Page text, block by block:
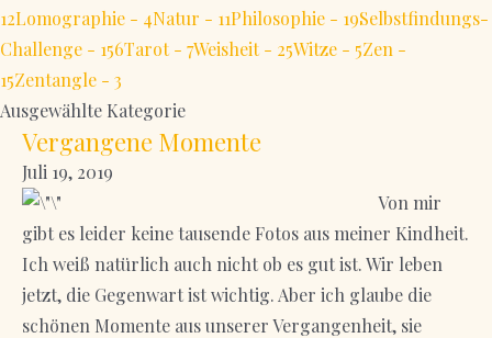
12Lomographie - 4Natur - 11Philosophie - 19Selbstfindungs-
Challenge - 156Tarot - 7Weisheit - 25Witze - 5Zen -
15Zentangle - 3
Ausgewählte Kategorie
Vergangene Momente
Juli 19, 2019
Von mir
gibt es leider keine tausende Fotos aus meiner Kindheit.
Ich weiß natürlich auch nicht ob es gut ist. Wir leben
jetzt, die Gegenwart ist wichtig. Aber ich glaube die
schönen Momente aus unserer Vergangenheit, sie